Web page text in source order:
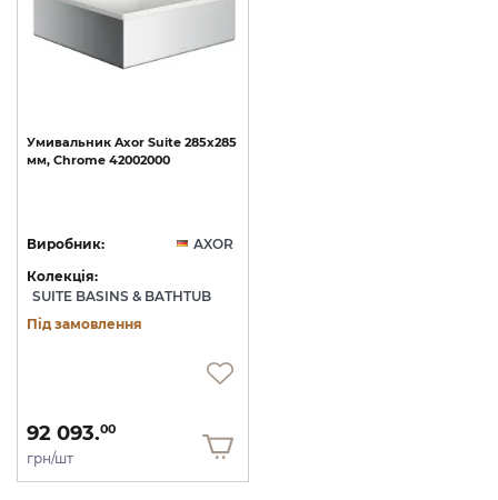
Умивальник Axor Suite 285x285
мм, Chrome 42002000
Виробник:
AXOR
Колекція:
SUITE BASINS & BATHTUB
Під замовлення
92 093.00
грн/шт